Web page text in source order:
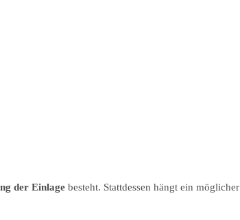
der Einlage besteht. Stattdessen hängt ein möglicher